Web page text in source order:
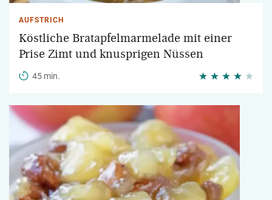
AUFSTRICH
Köstliche Bratapfelmarmelade mit einer
Prise Zimt und knusprigen Nüssen
45 min.